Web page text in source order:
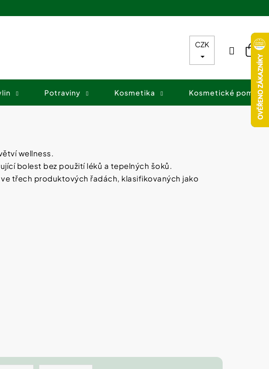
Potraviny Kosmetika Kosmetické
CZK
wellness.
bolest bez použití léků a tepelných šoků.
třech produktových řadách, klasifikovaných jako